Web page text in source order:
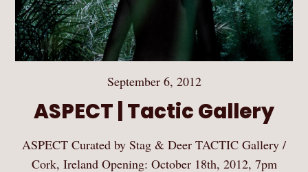
September 6, 2012
ASPECT | Tactic Gallery
ASPECT Curated by Stag & Deer TACTIC Gallery /
Cork, Ireland Opening: October 18th, 2012, 7pm